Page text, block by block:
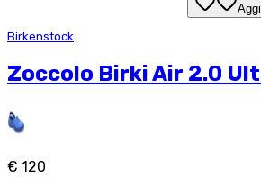
Birkenstock
Zoccolo Birki Air 2.0
€ 120